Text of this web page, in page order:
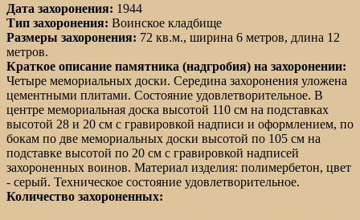
Дата захоронения: 1944
Тип захоронения: Воинское кладбище
Размеры захоронения: 72 кв.м., ширина 6 метров, длина 12
метров.
Краткое описание памятника (надгробия) на захоронении:
Четыре мемориальных доски. Середина захоронения уложена
цементными плитами. Состояние удовлетворительное. В
центре мемориальная доска высотой 110 см на подставках
высотой 28 и 20 см с гравировкой надписи и оформлением, по
бокам по две мемориальных доски высотой по 105 см на
подставке высотой по 20 см с гравировкой надписей
захороненных воинов. Материал изделия: полимербетон, цвет
- серый. Техническое состояние удовлетворительное.
Количество захороненных: